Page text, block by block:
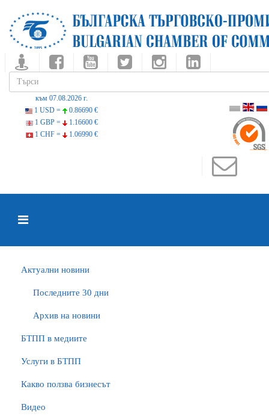
към 07.08.2026 г.
1 USD =
0.86690 €
1 GBP =
1.16600 €
1 CHF =
1.06990 €
Актуални новини
Последните 30 дни
Архив на новини
БTПП в медиите
Услуги в БТПП
Какво ползва бизнесът
Видео